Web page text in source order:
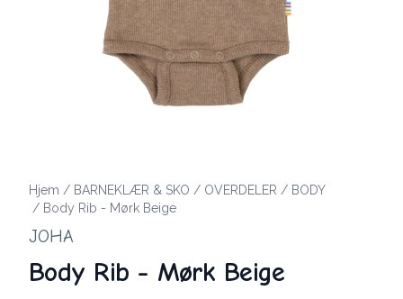
Hjem / BARNEKLÆR & SKO / OVERDELER / BODY
/ Body Rib - Mørk Beige
JOHA
Body Rib - Mørk Beige